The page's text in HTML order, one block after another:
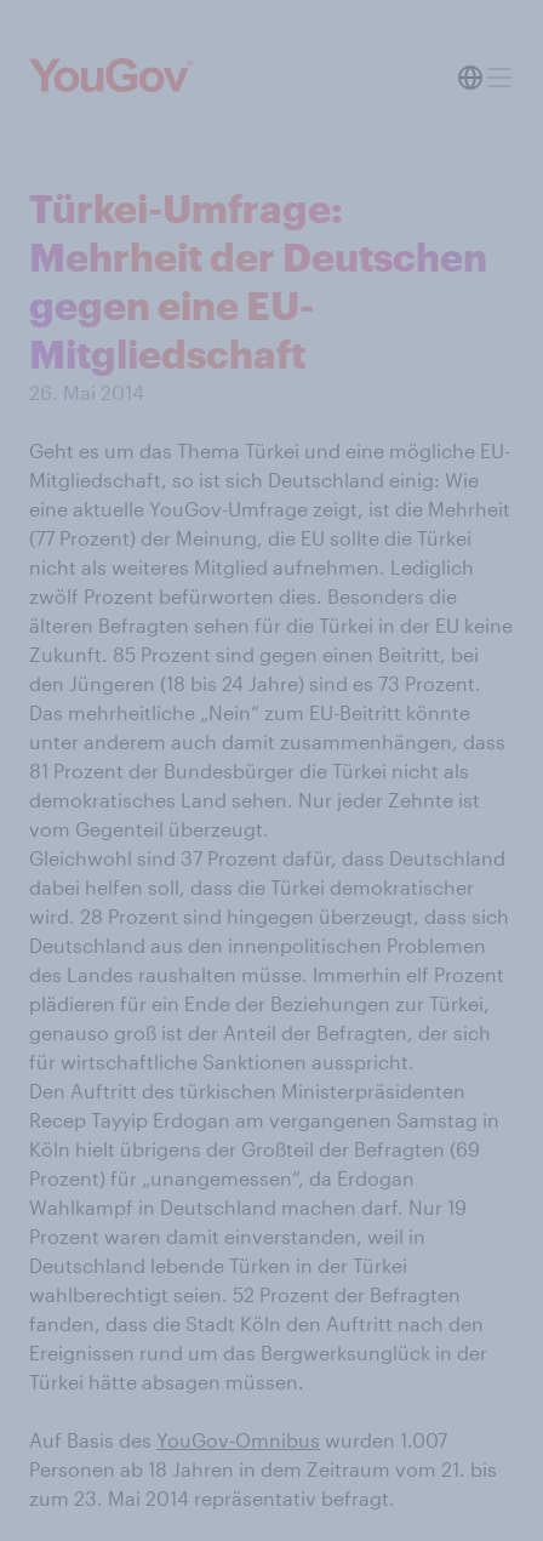
Türkei-Umfrage:
Mehrheit der Deutschen
gegen eine EU-
Mitgliedschaft
26. Mai 2014
Geht es um das Thema Türkei und eine mögliche EU-
Mitgliedschaft, so ist sich Deutschland einig: Wie
eine aktuelle YouGov-Umfrage zeigt, ist die Mehrheit
(77 Prozent) der Meinung, die EU sollte die Türkei
nicht als weiteres Mitglied aufnehmen. Lediglich
zwölf Prozent befürworten dies. Besonders die
älteren Befragten sehen für die Türkei in der EU keine
Zukunft. 85 Prozent sind gegen einen Beitritt, bei
den Jüngeren (18 bis 24 Jahre) sind es 73 Prozent.
Das mehrheitliche „Nein“ zum EU-Beitritt könnte
unter anderem auch damit zusammenhängen, dass
81 Prozent der Bundesbürger die Türkei nicht als
demokratisches Land sehen. Nur jeder Zehnte ist
vom Gegenteil überzeugt.
Gleichwohl sind 37 Prozent dafür, dass Deutschland
dabei helfen soll, dass die Türkei demokratischer
wird. 28 Prozent sind hingegen überzeugt, dass sich
Deutschland aus den innenpolitischen Problemen
des Landes raushalten müsse. Immerhin elf Prozent
plädieren für ein Ende der Beziehungen zur Türkei,
genauso groß ist der Anteil der Befragten, der sich
für wirtschaftliche Sanktionen ausspricht.
Den Auftritt des türkischen Ministerpräsidenten
Recep Tayyip Erdogan am vergangenen Samstag in
Köln hielt übrigens der Großteil der Befragten (69
Prozent) für „unangemessen“, da Erdogan
Wahlkampf in Deutschland machen darf. Nur 19
Prozent waren damit einverstanden, weil in
Deutschland lebende Türken in der Türkei
wahlberechtigt seien. 52 Prozent der Befragten
fanden, dass die Stadt Köln den Auftritt nach den
Ereignissen rund um das Bergwerksunglück in der
Türkei hätte absagen müssen.
Auf Basis des YouGov-Omnibus wurden 1.007
Personen ab 18 Jahren in dem Zeitraum vom 21. bis
zum 23. Mai 2014 repräsentativ befragt.